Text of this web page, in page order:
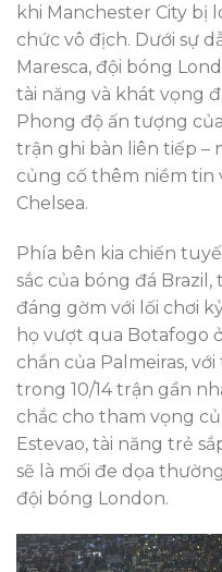
khi Manchester City bị
chức vô địch. Dưới sự
Maresca, đội bóng
tài năng và khát vọng
Phong độ ấn tượng
trận ghi bàn liên tiếp –
củng cố thêm niềm tin
Chelsea.
Phía bên kia chiến
sắc của bóng đá
đáng gờm với lối chơi
họ vượt qua Botafogo
chắn của Palmeiras,
trong 10/14 trận gần
chắc cho tham vọng
Estevao, tài năng trẻ
sẽ là mối đe dọa
đội bóng London.